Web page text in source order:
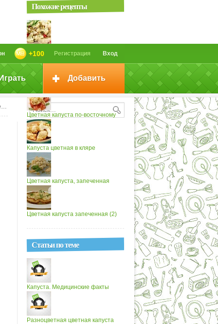
Вход
Регистрация
+100
Добавить
Похожие рецепты
Капуста цветная с перцем
Цветная капуста по-восточному
Капуста цветная в кляре
Цветная капуста, запеченная
Цветная капуста запеченная (2)
Статьи по теме
Капуста. Медицинские факты
Разноцветная цветная капуста